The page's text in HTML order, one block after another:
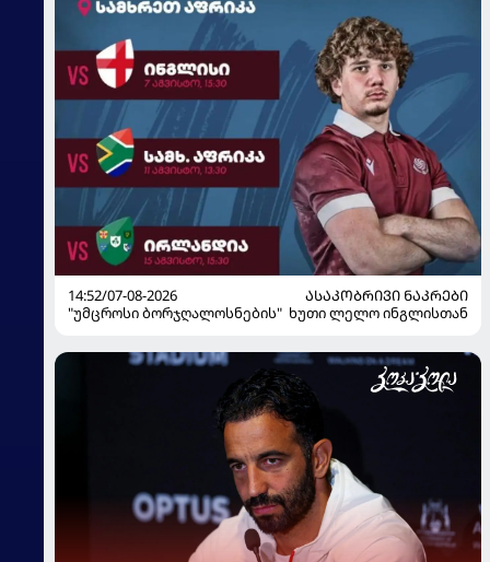
14:52/07-08-2026
ᲐᲡᲐᲙᲝᲑᲠᲘᲕᲘ ᲜᲐᲙᲠᲔᲑᲘ
"უმცროსი ბორჯღალოსნების" ხუთი ლელო ინგლისთან